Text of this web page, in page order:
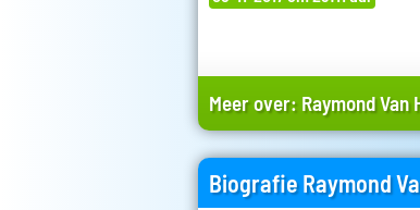
Meer over: Raymond Van
Biografie Raymond